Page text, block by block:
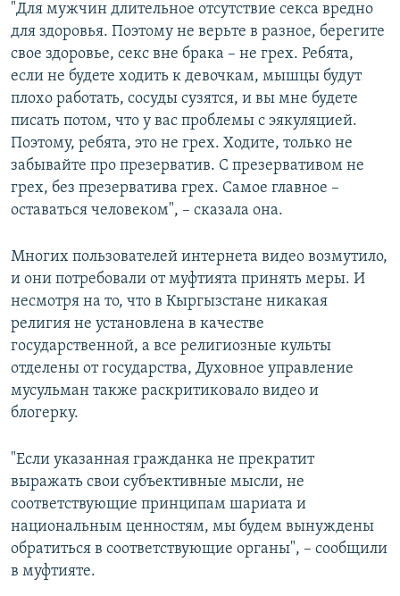
"Для мужчин длительное отсутствие секса вредно
для здоровья. Поэтому не верьте в разное, берегите
свое здоровье, секс вне брака – не грех. Ребята,
если не будете ходить к девочкам, мышцы будут
плохо работать, сосуды сузятся, и вы мне будете
писать потом, что у вас проблемы с эякуляцией.
Поэтому, ребята, это не грех. Ходите, только не
забывайте про презерватив. С презервативом не
грех, без презерватива грех. Самое главное –
оставаться человеком", – сказала она.
Многих пользователей интернета видео возмутило,
и они потребовали от муфтията принять меры. И
несмотря на то, что в Кыргызстане никакая
религия не установлена в качестве
государственной, а все религиозные культы
отделены от государства, Духовное управление
мусульман также раскритиковало видео и
блогерку.
"Если указанная гражданка не прекратит
выражать свои субъективные мысли, не
соответствующие принципам шариата и
национальным ценностям, мы будем вынуждены
обратиться в соответствующие органы", – сообщили
в муфтияте.